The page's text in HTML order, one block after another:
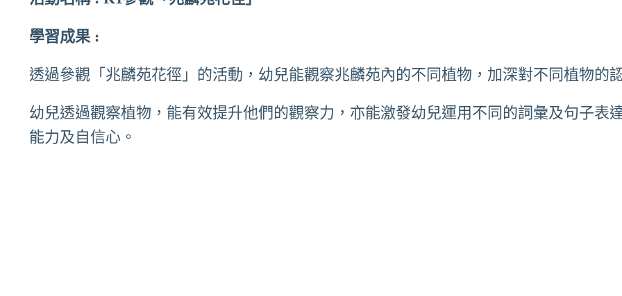
學習成果 :
透過參觀「兆麟苑花徑」的活動，幼兒能觀察兆麟苑內的不同植物，加深對不同植物的
幼兒透過觀察植物，能有效提升他們的觀察力，亦能激發幼兒運用不同的詞彙及句子表
能力及自信心。